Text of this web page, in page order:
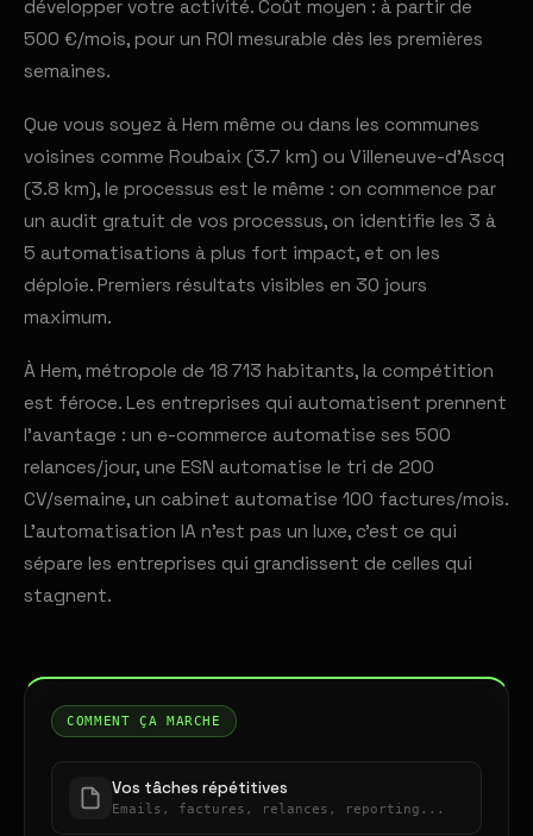
développer votre activité. Coût moyen : à partir de
500 €/mois, pour un ROI mesurable dès les premières
semaines.
Que vous soyez à Hem même ou dans les communes
voisines comme Roubaix (3.7 km) ou Villeneuve-d'Ascq
(3.8 km), le processus est le même : on commence par
un audit gratuit de vos processus, on identifie les 3 à
5 automatisations à plus fort impact, et on les
déploie. Premiers résultats visibles en 30 jours
maximum.
À Hem, métropole de 18 713 habitants, la compétition
est féroce. Les entreprises qui automatisent prennent
l'avantage : un e-commerce automatise ses 500
relances/jour, une ESN automatise le tri de 200
CV/semaine, un cabinet automatise 100 factures/mois.
L'automatisation IA n'est pas un luxe, c'est ce qui
sépare les entreprises qui grandissent de celles qui
stagnent.
COMMENT ÇA MARCHE
Vos tâches répétitives
Emails, factures, relances, reporting...